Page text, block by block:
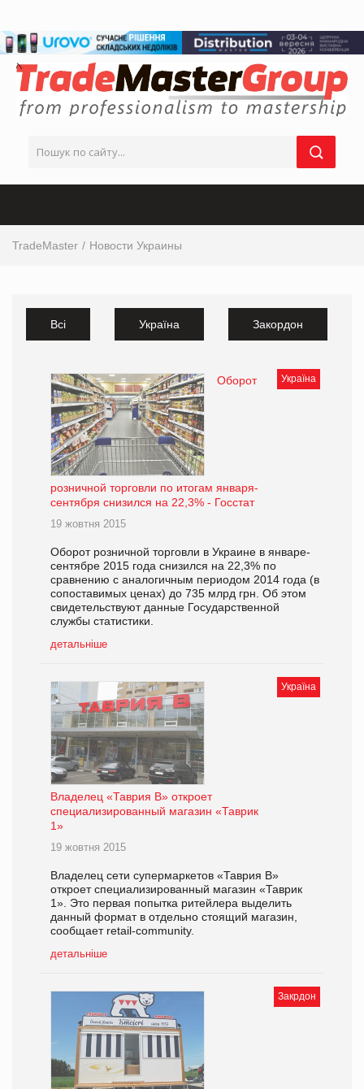
TradeMaster Новости Украины
Всі Україна Закордон
Україна
Оборот
розничной торговли по итогам января-
сентября снизился на 22,3% - Госстат
19 жовтня 2015
Оборот розничной торговли в Украине в январе-
сентябре 2015 года снизился на 22,3% по
сравнению с аналогичным периодом 2014 года (в
сопоставимых ценах) до 735 млрд грн. Об этом
свидетельствуют данные Государственной
службы статистики.
детальніше
Україна
Владелец «Таврия В» откроет
специализированный магазин «Таврик
1»
19 жовтня 2015
Владелец сети супермаркетов «Таврия В»
откроет специализированный магазин «Таврик
1». Это первая попытка ритейлера выделить
данный формат в отдельно стоящий магазин,
сообщает retail-community.
детальніше
Закрдон